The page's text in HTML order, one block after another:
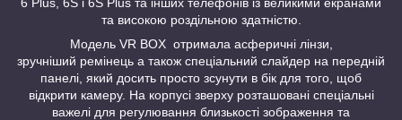
та високою роздільною здатністю.
Модель VR BOX отримала асферичні лінзи,
зручніший ремінець а також спеціальний слайдер на передній
панелі, який досить просто зсунути в бік для того, щоб
відкрити камеру. На корпусі зверху розташовані спеціальні
важелі для регулювання близькості зображення та